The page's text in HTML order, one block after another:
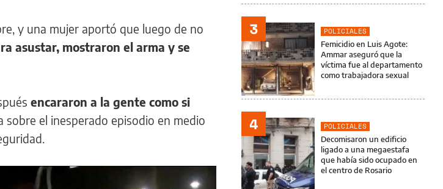
y una mujer aportó que luego de no
asustar, mostraron el arma y se
encararon a la gente como si
sobre el inesperado episodio en medio
3
POLICIALES
Femicidio en Luis Agote:
Ammar aseguró que la
víctima fue al departamento
como trabajadora sexual
4
POLICIALES
Decomisaron un edificio
ligado a una megaestafa
que había sido ocupado en
el centro de Rosario